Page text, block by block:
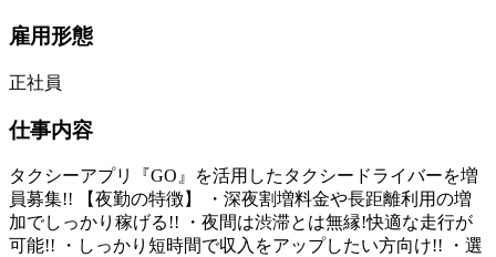
雇用形態
正社員
仕事内容
タクシーアプリ『GO』を活用したタクシードライバーを増
員募集!! 【夜勤の特徴】 ・深夜割増料金や長距離利用の増
加でしっかり稼げる!! ・夜間は渋滞とは無縁!快適な走行が
可能!! ・しっかり短時間で収入をアップしたい方向け!! ・選